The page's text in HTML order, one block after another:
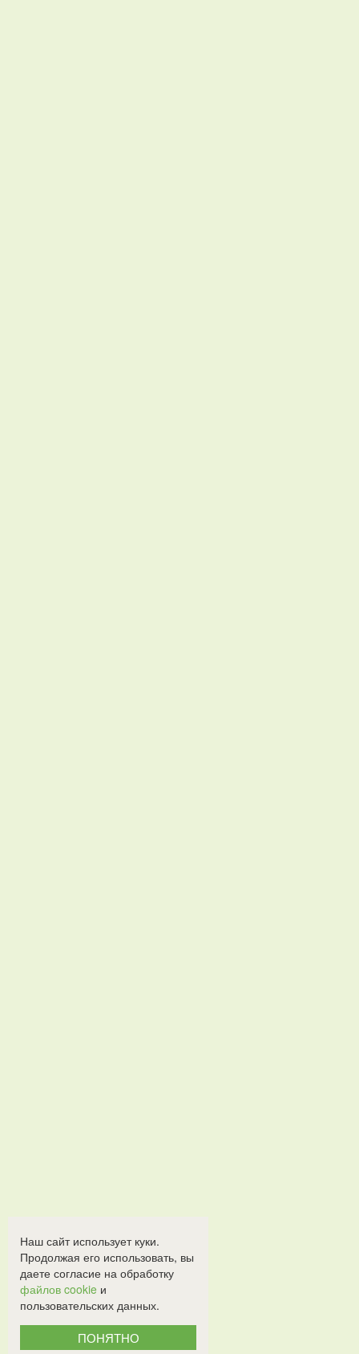
Наш сайт использует куки.
Продолжая его использовать, вы
даете согласие на обработку
файлов cookie и
пользовательских данных.
ПОНЯТНО